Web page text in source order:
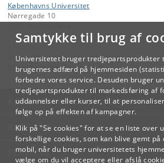
Samtykke til brug af
Universitetet bruger tredjepartsprodukter
brugernes adfærd på hjemmesiden
forbedre vores service. Desuden bruger
tredjepartsprodukter til markedsføring af
uddannelser eller kurser, til at
følge op på effekten af kampagner.
Klik på "Se cookies" for at se en liste over
forskellige cookies, som kan blive gemt
mobil, når du bruger universitetets
vælge om du vil acceptere eller afslå
Københavns Universitet
Nørregade 10
Videreuddannelse og Livslang Læring
lifelonglearning@adm.ku.dk
KØBENHAVNS UNIVERSITET
KONTAKT
SERVICES